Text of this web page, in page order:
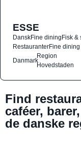
ESSE
DanskFine diningFisk &
RestauranterFine
Danmark
Region
Hovedstaden
Find
caféer,
de danske